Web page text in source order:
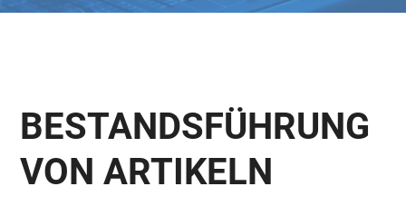
BESTANDSFÜHRUNG
VON ARTIKELN